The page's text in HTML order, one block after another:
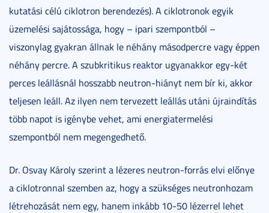
kutatási célú ciklotron berendezés). A ciklotronok egyik
üzemelési sajátossága, hogy – ipari szempontból –
viszonylag gyakran állnak le néhány másodpercre vagy éppen
néhány percre. A szubkritikus reaktor ugyanakkor egy-két
perces leállásnál hosszabb neutron-hiányt nem bír ki, akkor
teljesen leáll. Az ilyen nem tervezett leállás utáni újraindítás
több napot is igénybe vehet, ami energiatermelési
szempontból nem megengedhető.
Dr. Osvay Károly szerint a lézeres neutron-forrás elvi előnye
a ciklotronnal szemben az, hogy a szükséges neutronhozam
létrehozását nem egy, hanem inkább 10-50 lézerrel lehet